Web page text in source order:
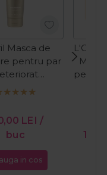
Masca de
pentru par
LEI /
buc
in cos